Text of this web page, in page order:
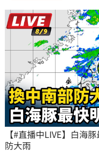
【#直播中LIVE】白海
防大雨